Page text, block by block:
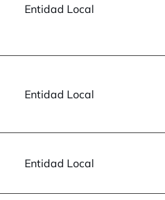
Entidad Local
Entidad Local
Entidad Local